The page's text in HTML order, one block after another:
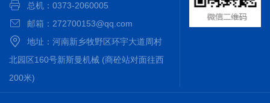
总机：0373-2060005
邮箱：272700153@qq.com
地址：河南新乡牧野区环宇大道周村
北园区160号新斯曼机械 (商砼站对面往西
200米)